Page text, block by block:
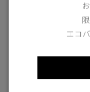
エコ